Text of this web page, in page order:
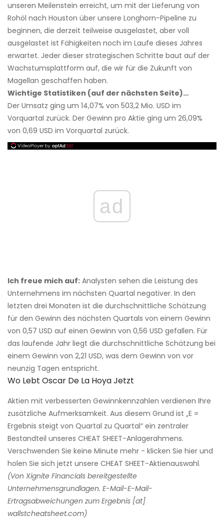
unseren Meilenstein erreicht, um mit der Lieferung von
Rohöl nach Houston über unsere Longhorn-Pipeline zu
beginnen, die derzeit teilweise ausgelastet, aber voll
ausgelastet ist Fähigkeiten noch im Laufe dieses Jahres
erwartet. Jeder dieser strategischen Schritte baut auf der
Wachstumsplattform auf, die wir für die Zukunft von
Magellan geschaffen haben.
Wichtige Statistiken (auf der nächsten Seite)…
Der Umsatz ging um 14,07% von 503,2 Mio. USD im
Vorquartal zurück. Der Gewinn pro Aktie ging um 26,09%
von 0,69 USD im Vorquartal zurück.
ad
Ich freue mich auf: Analysten sehen die Leistung des
Unternehmens im nächsten Quartal negativer. In den
letzten drei Monaten ist die durchschnittliche Schätzung
für den Gewinn des nächsten Quartals von einem Gewinn
von 0,57 USD auf einen Gewinn von 0,56 USD gefallen. Für
das laufende Jahr liegt die durchschnittliche Schätzung bei
einem Gewinn von 2,21 USD, was dem Gewinn von vor
neunzig Tagen entspricht.
Wo Lebt Oscar De La Hoya Jetzt
Aktien mit verbesserten Gewinnkennzahlen verdienen Ihre
zusätzliche Aufmerksamkeit. Aus diesem Grund ist „E =
Ergebnis steigt von Quartal zu Quartal“ ein zentraler
Bestandteil unseres CHEAT SHEET-Anlagerahmens.
Verschwenden Sie keine Minute mehr - klicken Sie hier und
holen Sie sich jetzt unsere CHEAT SHEET-Aktienauswahl.
(Von Xignite Financials bereitgestellte
Unternehmensgrundlagen. E-Mail-E-Mail-
Ertragsabweichungen zum Ergebnis [at]
wallstcheatsheet.com)